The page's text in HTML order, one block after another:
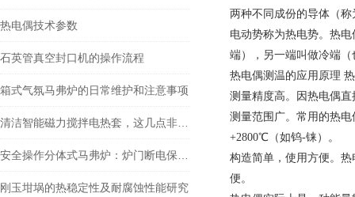
热电偶技术参数
石英管真空封口机的操作流程
箱式气氛马弗炉的日常维护和注意事项
刚玉坩埚的热稳定性及耐腐蚀性能研究
两种不同成份的导体（
电动势称为热电势。热
端），另一端叫做冷端
热电偶测温的应用原理
测量精度高。因热电偶
测量范围广。常用的热电
+2800℃ （如钨-铼）。
构造简单，使用方便。
便。